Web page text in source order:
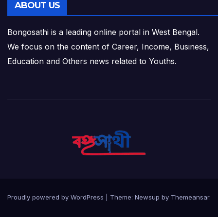
ABOUT US
Bongosathi is a leading online portal in West Bengal.
We focus on the content of Career, Income, Business,
Education and Others news related to Youths.
Proudly powered by WordPress Theme: Newsup by Themeansar.